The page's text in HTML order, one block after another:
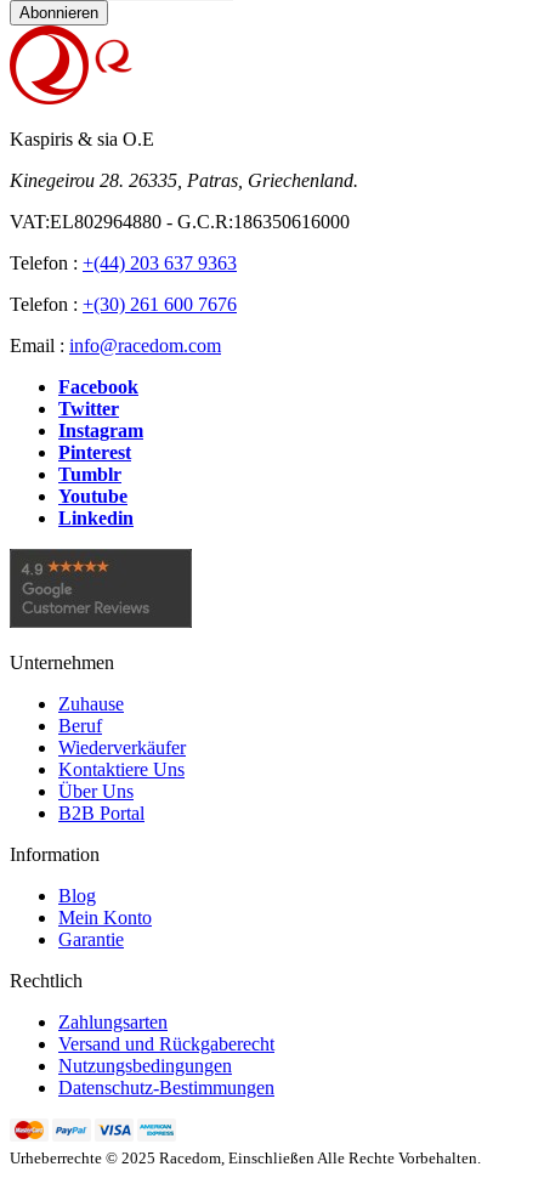
Abonnieren
Kaspiris & sia O.E
Kinegeirou 28. 26335, Patras, Griechenland.
VAT:EL802964880 - G.C.R:186350616000
Telefon : +(44) 203 637 9363
Telefon : +(30) 261 600 7676
Email : info@racedom.com
Facebook
Twitter
Instagram
Pinterest
Tumblr
Youtube
Linkedin
Unternehmen
Zuhause
Beruf
Wiederverkäufer
Kontaktiere Uns
Über Uns
B2B Portal
Information
Blog
Mein Konto
Garantie
Rechtlich
Zahlungsarten
Versand und Rückgaberecht
Nutzungsbedingungen
Datenschutz-Bestimmungen
Urheberrechte © 2025 Racedom, Einschließen Alle Rechte Vorbehalten.